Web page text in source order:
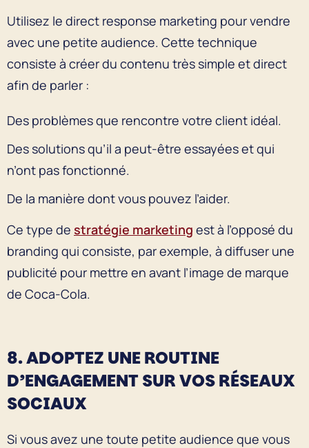
Utilisez le direct response marketing pour vendre
avec une petite audience. Cette technique
consiste à créer du contenu très simple et direct
afin de parler :
Des problèmes que rencontre votre client idéal.
Des solutions qu’il a peut-être essayées et qui
n’ont pas fonctionné.
De la manière dont vous pouvez l’aider.
Ce type de stratégie marketing est à l’opposé du
branding qui consiste, par exemple, à diffuser une
publicité pour mettre en avant l’image de marque
de Coca-Cola.
8. ADOPTEZ UNE ROUTINE
D’ENGAGEMENT SUR VOS RÉSEAUX
SOCIAUX
Si vous avez une toute petite audience que vous